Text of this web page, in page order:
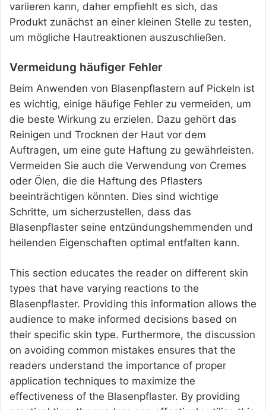
variieren kann, daher empfiehlt es sich, das
Produkt zunächst an einer kleinen Stelle zu testen,
um mögliche Hautreaktionen auszuschließen.
Vermeidung häufiger Fehler
Beim Anwenden von Blasenpflastern auf Pickeln ist
es wichtig, einige häufige Fehler zu vermeiden, um
die beste Wirkung zu erzielen. Dazu gehört das
Reinigen und Trocknen der Haut vor dem
Auftragen, um eine gute Haftung zu gewährleisten.
Vermeiden Sie auch die Verwendung von Cremes
oder Ölen, die die Haftung des Pflasters
beeinträchtigen könnten. Dies sind wichtige
Schritte, um sicherzustellen, dass das
Blasenpflaster seine entzündungshemmenden und
heilenden Eigenschaften optimal entfalten kann.
This section educates the reader on different skin
types that have varying reactions to the
Blasenpflaster. Providing this information allows the
audience to make informed decisions based on
their specific skin type. Furthermore, the discussion
on avoiding common mistakes ensures that the
readers understand the importance of proper
application techniques to maximize the
effectiveness of the Blasenpflaster. By providing